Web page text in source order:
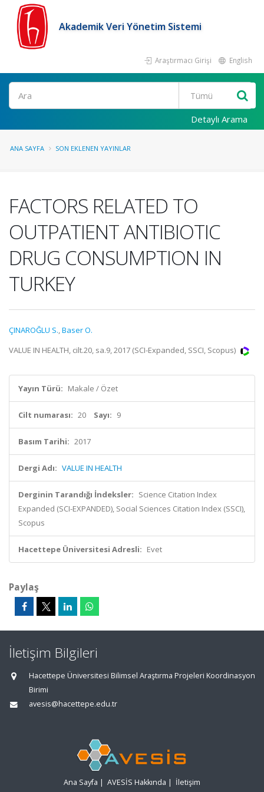
Akademik Veri Yönetim Sistemi
Araştırmacı Girişi English
Ara
Detaylı Arama
ANA SAYFA SON EKLENEN YAYINLAR
FACTORS RELATED TO
OUTPATIENT ANTIBIOTIC
DRUG CONSUMPTION IN
TURKEY
ÇINAROĞLU S.,Baser O.
VALUE IN HEALTH, cilt.20, sa.9, 2017 (SCI-Expanded, SSCI, Scopus)
Yayın Türü: Makale / Özet
Cilt numarası: 20 Sayı: 9
Basım Tarihi: 2017
Dergi Adı: VALUE IN HEALTH
Derginin Tarandığı İndeksler: Science Citation Index
Expanded (SCI-EXPANDED), Social Sciences Citation Index (SSCI),
Scopus
Hacettepe Üniversitesi Adresli: Evet
Paylaş
İletişim Bilgileri
Hacettepe Üniversitesi Bilimsel Araştırma Projeleri Koordinasyon
Birimi
avesis@hacettepe.edu.tr
Ana Sayfa | AVESİS Hakkında | İletişim